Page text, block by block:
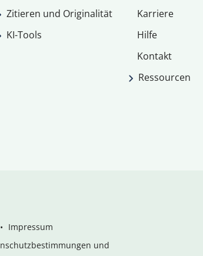
Zitieren und Originalität
KI-Tools
Karriere
Hilfe
Kontakt
Ressourcen
Impressum
und